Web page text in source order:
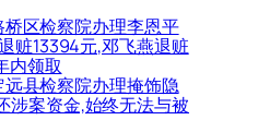
区检察院办理李恩平
赃13394元,邓飞燕退赃
内领取
县检察院办理掩饰隐
涉案资金,始终无法与被